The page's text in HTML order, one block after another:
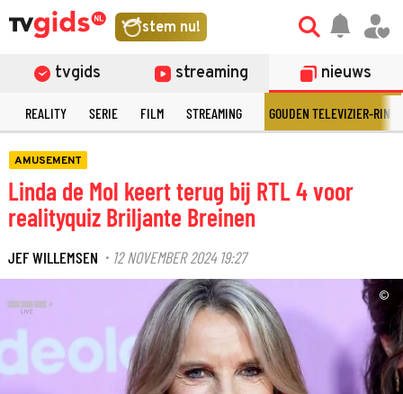
stem nu!
tvgids streaming nieuws
REALITY SERIE FILM STREAMING GOUDEN TELEVIZIER-RING
AMUSEMENT
Linda de Mol keert terug bij RTL 4 voor
realityquiz Briljante Breinen
JEF WILLEMSEN · 12 NOVEMBER 2024 19:27
©